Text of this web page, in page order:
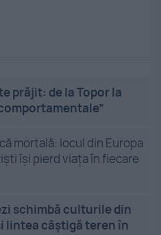
prăjit: de la Topor la
mortală: locul din Europa
își pierd viața în fiecare
schimbă culturile din
lintea câștigă teren în